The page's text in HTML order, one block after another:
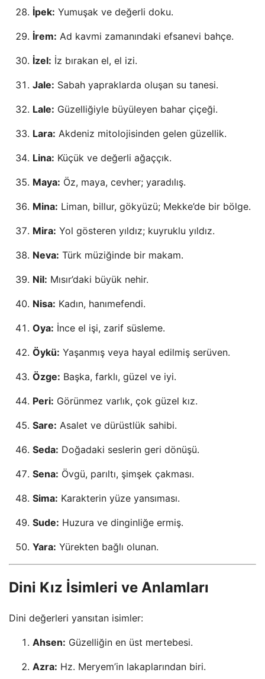
İpek: Yumuşak ve değerli doku.
İrem: Ad kavmi zamanındaki efsanevi bahçe.
İzel: İz bırakan el, el izi.
Jale: Sabah yapraklarda oluşan su tanesi.
Lale: Güzelliğiyle büyüleyen bahar çiçeği.
Lara: Akdeniz mitolojisinden gelen güzellik.
Lina: Küçük ve değerli ağaççık.
Maya: Öz, maya, cevher; yaradılış.
Mina: Liman, billur, gökyüzü; Mekke’de bir bölge.
Mira: Yol gösteren yıldız; kuyruklu yıldız.
Neva: Türk müziğinde bir makam.
Nil: Mısır’daki büyük nehir.
Nisa: Kadın, hanımefendi.
Oya: İnce el işi, zarif süsleme.
Öykü: Yaşanmış veya hayal edilmiş serüven.
Özge: Başka, farklı, güzel ve iyi.
Peri: Görünmez varlık, çok güzel kız.
Sare: Asalet ve dürüstlük sahibi.
Seda: Doğadaki seslerin geri dönüşü.
Sena: Övgü, parıltı, şimşek çakması.
Sima: Karakterin yüze yansıması.
Sude: Huzura ve dinginliğe ermiş.
Yara: Yürekten bağlı olunan.
Dini Kız İsimleri ve Anlamları
Dini değerleri yansıtan isimler:
Ahsen: Güzelliğin en üst mertebesi.
Azra: Hz. Meryem’in lakaplarından biri.